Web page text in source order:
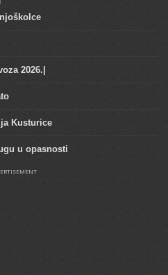
2026.|
Kusturice
u opasnosti